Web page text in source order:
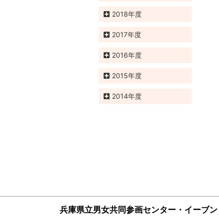
2018
2017
2016
2015
2014
兵庫県立男女共同参画センター・イーブン